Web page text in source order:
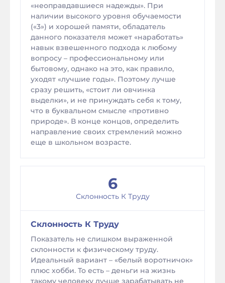
«неоправдавшиеся надежды». При
наличии высокого уровня обучаемости
(«3») и хорошей памяти, обладатель
данного показателя может «наработать»
навык взвешенного подхода к любому
вопросу – профессиональному или
бытовому, однако на это, как правило,
уходят «лучшие годы». Поэтому лучше
сразу решить, «стоит ли овчинка
выделки», и не принуждать себя к тому,
что в буквальном смысле «противно
природе». В конце концов, определить
направление своих стремлений можно
еще в школьном возрасте.
6
Склонность К Труду
Склонность К Труду
Показатель не слишком выраженной
склонности к физическому труду.
Идеальный вариант – «белый воротничок»
плюс хобби. То есть – деньги на жизнь
такому человеку лучше зарабатывать не